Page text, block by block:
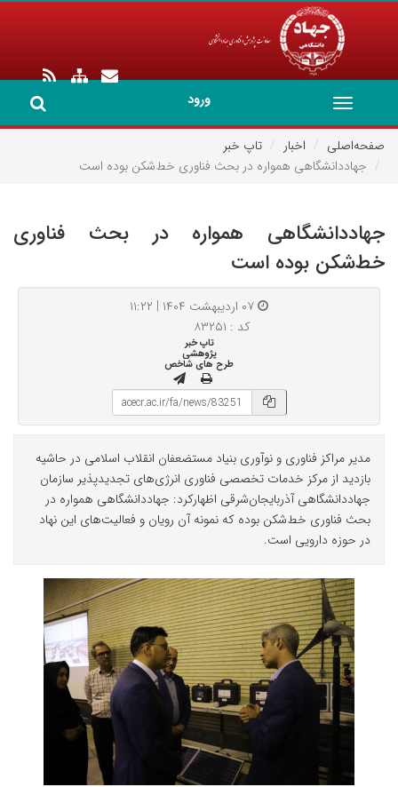
ورود
Toggle
navigation
صفحه‌اصلی
اخبار
تاپ خبر
جهاددانشگاهی همواره در بحث فناوری خط‌شکن بوده است
جهاددانشگاهی همواره در بحث فناوری
خط‌شکن بوده است
کد : ۸۳۲۵۱
تاپ خبر
پژوهشی
طرح های شاخص
مدیر مراکز فناوری و نوآوری بنیاد مستضعفان انقلاب اسلامی در حاشیه
بازدید از مرکز خدمات تخصصی فناوری انرژی‌های تجدیدپذیر سازمان
جهاددانشگاهی آذربایجان‌شرقی اظهارکرد: جهاددانشگاهی همواره در
بحث فناوری خط‌شکن بوده که نمونه آن رویان و فعالیت‌های این نهاد
در حوزه دارویی است.